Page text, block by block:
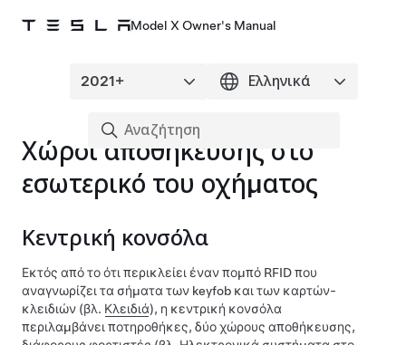
Model X Owner's Manual
Χώροι αποθήκευσης στο
εσωτερικό του οχήματος
Κεντρική κονσόλα
Εκτός από το ότι περικλείει έναν πομπό RFID που
αναγνωρίζει τα σήματα των keyfob και των καρτών-
κλειδιών (βλ. Κλειδιά), η κεντρική κονσόλα
περιλαμβάνει ποτηροθήκες, δύο χώρους αποθήκευσης,